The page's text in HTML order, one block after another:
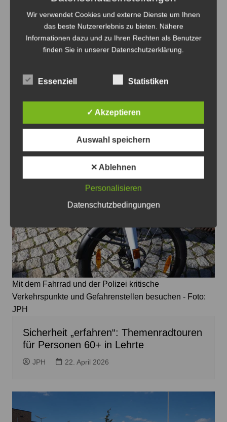
An drei Orten wird das Angebot für die Senioren
gemacht - Plakat: Stadt Lehrte
Lehrte beim Digital-Treff
JPH 25. April 2026
Mit dem Fahrrad und der Polizei kritische
Verkehrspunkte und Gefahrenstellen besuchen - Foto:
JPH
Sicherheit „erfahren“: Themenradtouren
für Personen 60+ in Lehrte
JPH 22. April 2026
Wir verwendet Cookies und externe Dienste um Ihnen
das beste Nutzererlebnis zu bieten. Nähere
Informationen dazu und zu Ihren Rechten als Benutzer
finden Sie in unserer Datenschutzerklärung.
Essenziell Statistiken
✓ Akzeptieren
Auswahl speichern
✕ Ablehnen
Personalisieren
Datenschutzbedingungen